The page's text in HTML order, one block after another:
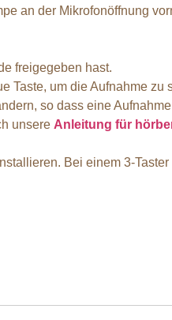
an der Mikrofonöffnung
freigegeben hast.
Taste, um die Aufnahme zu
so dass eine
unsere Anleitung für
Bei einem 3-